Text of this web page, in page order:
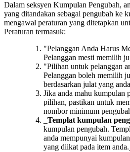
Dalam seksyen Kumpulan Pengubah,
yang ditandakan sebagai pengubah ke
mengawal peraturan yang ditetapkan
Peraturan termasuk:
"Pelanggan Anda Harus
Pelanggan mesti memilih
"Pilihan untuk pelanggan
Pelanggan boleh memilih
berdasarkan julat yang
Jika anda mahu kumpulan
pilihan, pastikan untuk
nombor minimum
Templat kumpulan
kumpulan pengubah.
anda mempunyai
yang diikat pada item anda._